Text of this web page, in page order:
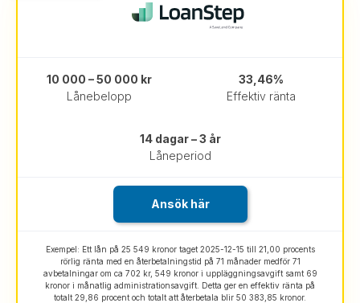
Lånebelopp
10 000 – 50 000 kr
Effektiv ränta
33,46%
Låneperiod
14 dagar – 3 år
Ansök här
Exempel: Ett lån på 25 549 kronor taget 2025-12-15 till 21,00 procents
rörlig ränta med en återbetalningstid på 71 månader medför 71
avbetalningar om ca 702 kr, 549 kronor i uppläggningsavgift samt 69
kronor i månatlig administrationsavgift. Detta ger en effektiv ränta på
totalt 29,86 procent och totalt att återbetala blir 50 383,85 kronor.